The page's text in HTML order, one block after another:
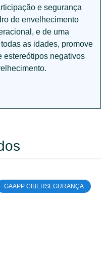
e segurança
de envelhecimento
e de uma
as idades, promove
estereótipos negativos
GAAPP CIBERSEGURANÇA